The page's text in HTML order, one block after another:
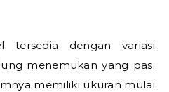
tersedia dengan variasi
menemukan yang pas.
memiliki ukuran mulai